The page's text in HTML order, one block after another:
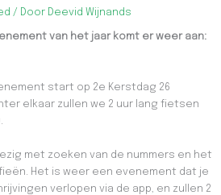
/ Door Deevid Wijnands
van het jaar komt er weer aan:
start op 2e Kerstdag 26
elkaar zullen we 2 uur lang fietsen
met zoeken van de nummers en het
Het is weer een evenement dat je
verlopen via de app, en zullen 2